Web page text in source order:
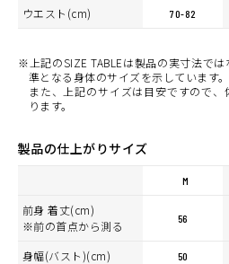
ウエスト(cm) 70-82
※上記のSIZE TABLEは製品の実寸法で
準となる身体のサイズを示しています。
また、上記のサイズは目安ですので
ります。
製品の仕上がりサイズ
M
前身 着丈(cm)
※前の首点から測る
56
身幅(バスト)(cm) 50
カラー・サイズ選択